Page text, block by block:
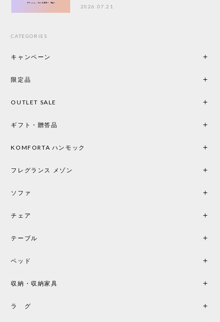
2026.07.21
CATEGORIES
キャンペーン
限定品
OUTLET SALE
ギフト・贈答品
KOMFORTA ハンモック
フレグランス メゾン
ソファ
チェア
テーブル
ベッド
収納・収納家具
ラ グ